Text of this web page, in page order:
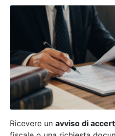
Ricevere un avviso di